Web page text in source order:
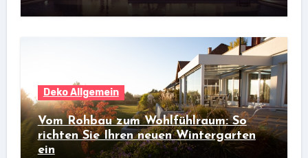
Deko Allgemein
Vom Rohbau zum Wohlfühlraum: So
richten Sie Ihren neuen Wintergarten
ein